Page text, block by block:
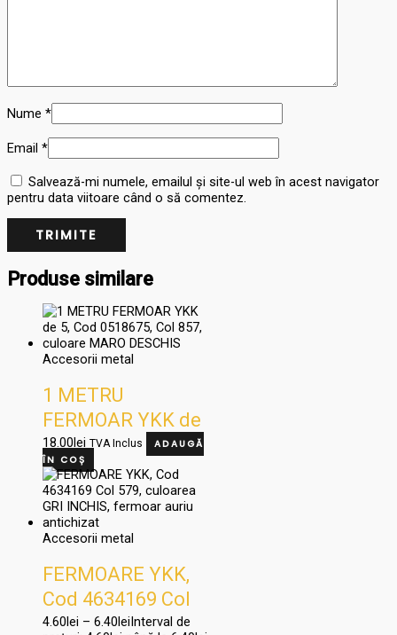
Nume *
Email *
Salvează-mi numele, emailul și site-ul web în acest navigator
pentru data viitoare când o să comentez.
Produse similare
Accesorii metal
1 METRU
FERMOAR YKK de
5, Cod 0518675,
Col 857, culoare
MARO DESCHIS
18.00lei TVA Inclus
ADAUGĂ
ÎN COȘ
Accesorii metal
FERMOARE YKK,
Cod 4634169 Col
579, culoarea GRI
4.60lei – 6.40leiInterval de